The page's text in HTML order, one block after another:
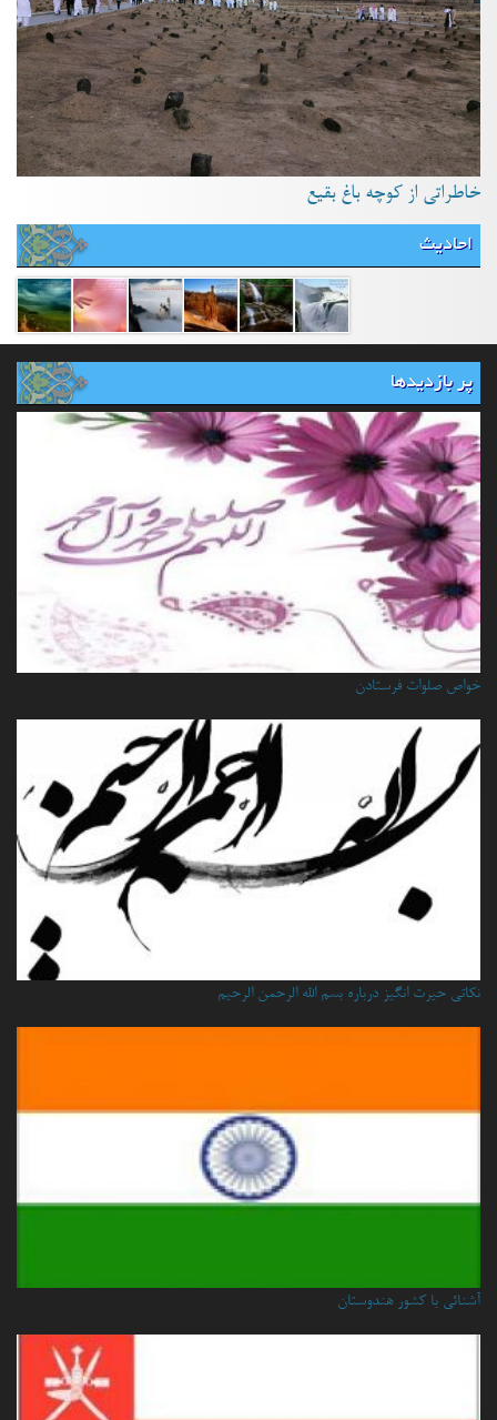
خاطراتی از کوچه باغ بقیع
احادیث
پر بازدیدها
خواص صلوات فرستادن
نكاتي حيرت انگيز درباره بسم الله الرحمن الرحيم
آشنائی با کشور هندوستان